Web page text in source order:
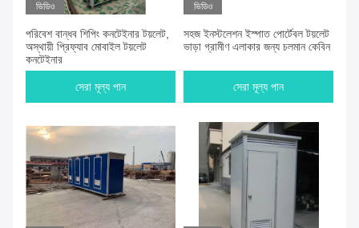
ভিডিও
পরিবেশ বান্ধব শিপিং কনটেইনার টয়লেট,
অস্থায়ী প্রিফ্যাব মোবাইল টয়লেট
কনটেইনার
সেরা মূল্য পান
ভিডিও
সহজ ইনস্টলেশন ইস্পাত পোর্টেবল টয়লেট
ভাড়া গ্রামীণ এলাকার জন্য চলমান কেবিন
সেরা মূল্য পান